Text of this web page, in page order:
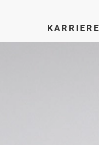
KARRIERE